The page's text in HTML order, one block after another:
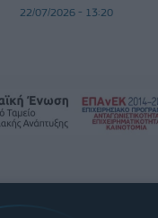
22/07/2026 - 13:20